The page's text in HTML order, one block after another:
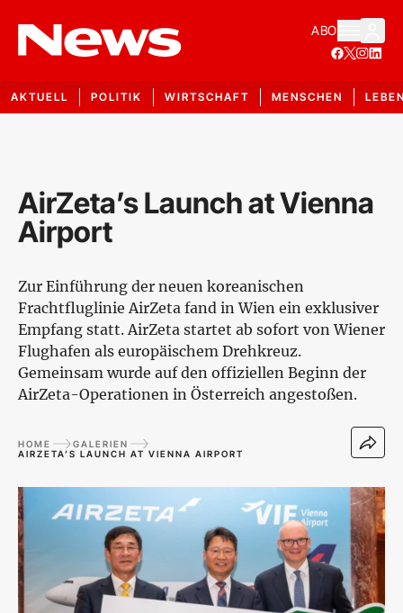
ABO
AKTUELL POLITIK WIRTSCHAFT MENSCHEN
AirZeta’s Launch at Vienna
Airport
Zur Einführung der neuen koreanischen
Frachtfluglinie AirZeta fand in Wien ein exklusiver
Empfang statt. AirZeta startet ab sofort von Wiener
Flughafen als europäischem Drehkreuz.
Gemeinsam wurde auf den offiziellen Beginn der
AirZeta-Operationen in Österreich angestoßen.
HOME
GALERIEN
AIRZETA’S LAUNCH AT VIENNA AIRPORT